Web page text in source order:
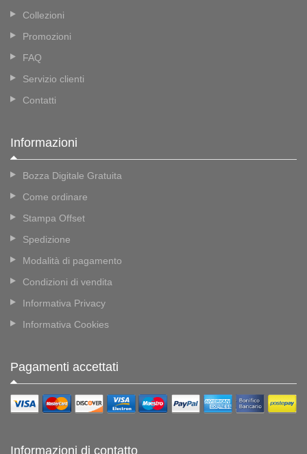
Collezioni
Promozioni
FAQ
Servizio clienti
Contatti
Informazioni
Bozza Digitale Gratuita
Come ordinare
Stampa Offset
Spedizione
Modalità di pagamento
Condizioni di vendita
Informativa Privacy
Informativa Cookies
Pagamenti accettati
Informazioni di contatto